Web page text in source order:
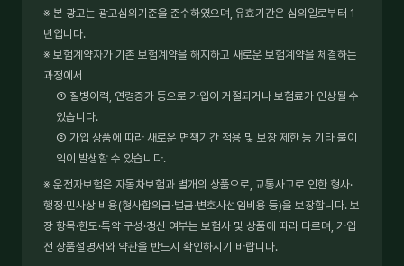
※ 본 광고는 광고심의기준을 준수하였으며, 유효기간은 심의일로부터 1
년입니다.
※ 보험계약자가 기존 보험계약을 해지하고 새로운 보험계약을 체결하는
과정에서
① 질병이력, 연령증가 등으로 가입이 거절되거나 보험료가 인상될 수
있습니다.
② 가입 상품에 따라 새로운 면책기간 적용 및 보장 제한 등 기타 불이
익이 발생할 수 있습니다.
※ 운전자보험은 자동차보험과 별개의 상품으로, 교통사고로 인한 형사·
행정·민사상 비용(형사합의금·벌금·변호사선임비용 등)을 보장합니다. 보
장 항목·한도·특약 구성·갱신 여부는 보험사 및 상품에 따라 다르며, 가입
전 상품설명서와 약관을 반드시 확인하시기 바랍니다.